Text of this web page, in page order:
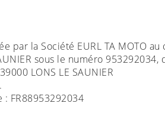
par la Société EURL TA MOTO
sous le numéro
LONS LE SAUNIER
FR88953292034